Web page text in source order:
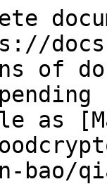
of
as
bao/